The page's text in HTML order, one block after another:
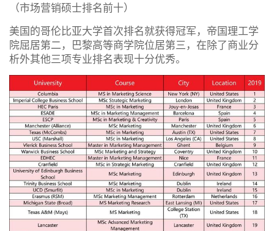
（市场营销硕士排名前十）
美国的哥伦比亚大学首次排名就获得冠军，帝国理工学
院屈居第二，巴黎高等商学院位居第三，在除了商业分
析外其他三项专业排名表现十分优秀。